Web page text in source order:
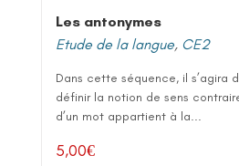
Les antonymes
Etude de la langue, CE2
Dans cette séquence, il s’agira
définir la notion de sens
d’un mot appartient à la...
5,00€